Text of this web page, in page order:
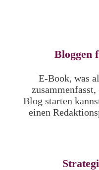
Bloggen
E-Book, was
Blog starten
einen